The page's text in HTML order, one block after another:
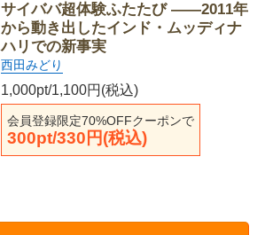
サイババ超体験ふたたび ――2011年
から動き出したインド・ムッディナ
ハリでの新事実
西田みどり
1,000pt/1,100円(税込)
会員登録限定70%OFFクーポンで
300pt/330円(税込)